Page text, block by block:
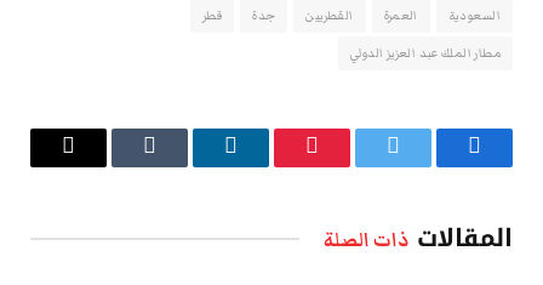
السعودية العمرة القطريين جدة
قطر
مطار الملك عبد العزيز الدولي
فيسبوك تويتر بينتيريستلينكدإن Tumblr
البريد
المقالات ذات الصلة